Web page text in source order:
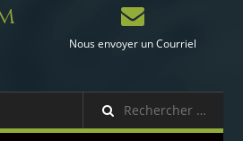
Nous envoyer un Courriel